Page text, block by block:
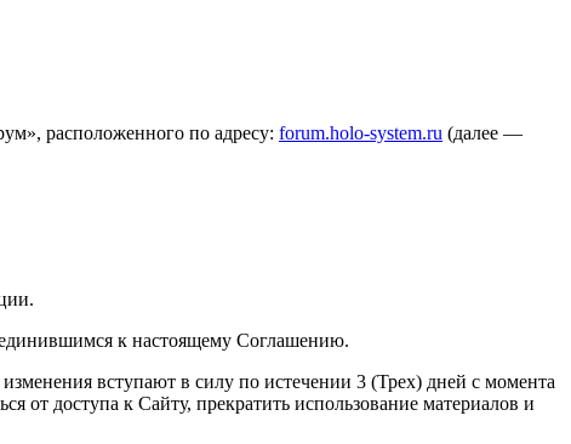
расположенного по адресу: forum.holo-system.ru (далее —
к настоящему Соглашению.
вступают в силу по истечении 3 (Трех) дней с момента
от доступа к Сайту, прекратить использование материалов и